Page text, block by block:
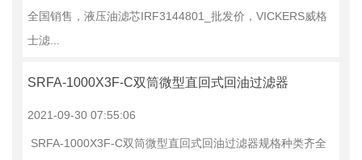
全国销售，液压油滤芯IRF3144801_批发价，VICKERS威格
士滤...
SRFA-1000X3F-C双筒微型直回式回油过滤器
2021-09-30 07:55:06
SRFA-1000X3F-C双筒微型直回式回油过滤器规格种类齐全